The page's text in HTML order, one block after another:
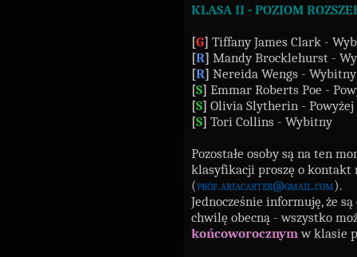
KLASA II - POZIOM
[G] Tiffany James Clark -
[R] Mandy Brocklehurst -
[R] Nereida Wengs - Wybitny
[S] Emmar Roberts Poe -
[S] Olivia Slytherin - Powyżej
[S] Tori Collins - Wybitny
Pozostałe osoby są na ten
klasyfikacji proszę o kontakt
(prof.ariacarter@gmail.com).
Jednocześnie informuję, że
chwilę obecną - wszystko
końcoworocznym w klasie